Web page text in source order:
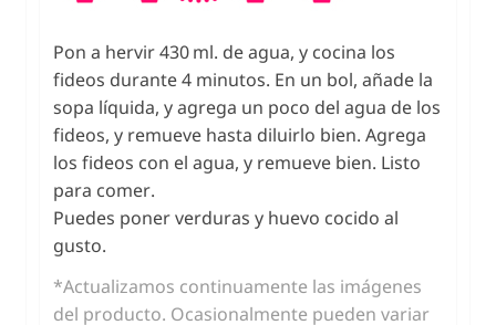
Pon a hervir 430 ml. de agua, y cocina los
fideos durante 4 minutos. En un bol, añade la
sopa líquida, y agrega un poco del agua de los
fideos, y remueve hasta diluirlo bien. Agrega
los fideos con el agua, y remueve bien. Listo
para comer.
Puedes poner verduras y huevo cocido al
gusto.
*Actualizamos continuamente las imágenes
del producto. Ocasionalmente pueden variar